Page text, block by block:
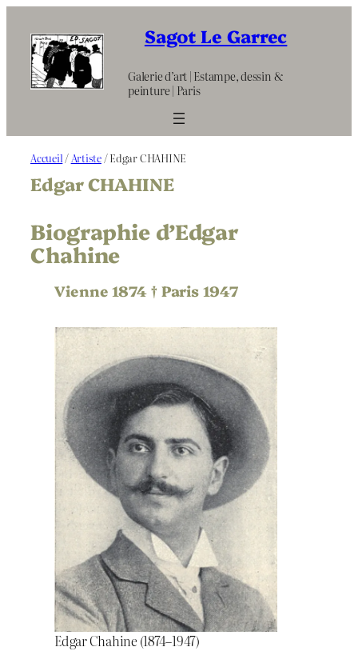
contenu
Sagot Le Garrec
Galerie d’art | Estampe, dessin &
peinture | Paris
Accueil / Artiste/ Edgar CHAHINE
Edgar CHAHINE
Biographie d’Edgar
Chahine
Vienne 1874 † Paris 1947
Edgar Chahine (1874–1947)